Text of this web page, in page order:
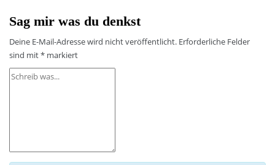
Sag mir was du denkst
Deine E-Mail-Adresse wird nicht veröffentlicht. Erforderliche Felder
sind mit* markiert